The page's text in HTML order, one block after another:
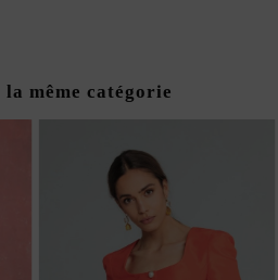
même catégorie